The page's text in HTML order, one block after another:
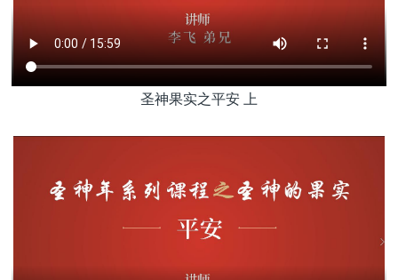
圣神果实之平安 上